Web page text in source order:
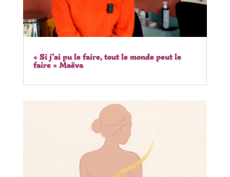
« Si j’ai pu le faire, tout le monde peut le
faire » Maëva